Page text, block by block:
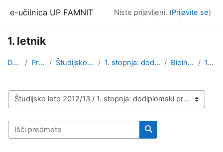
e-učilnica UP FAMNIT Niste prijavljeni. (Prijavite se)
1. letnik
Domov Predmeti Študijsko leto 2012/13 1. stopnja: dodiplomski program Bioinformatika 1. letnik
Kategorije predmetov
Išči predmete
Išči predmete